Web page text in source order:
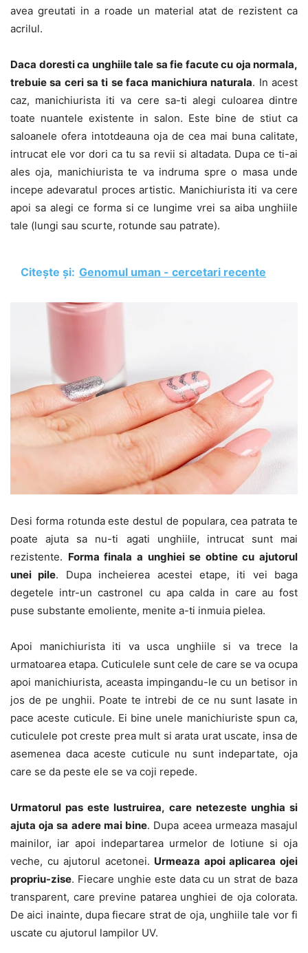
avea greutati in a roade un material atat de rezistent ca
acrilul.
Daca doresti ca unghiile tale sa fie facute cu oja normala,
trebuie sa ceri sa ti se faca manichiura naturala. In acest
caz, manichiurista iti va cere sa-ti alegi culoarea dintre
toate nuantele existente in salon. Este bine de stiut ca
saloanele ofera intotdeauna oja de cea mai buna calitate,
intrucat ele vor dori ca tu sa revii si altadata. Dupa ce ti-ai
ales oja, manichiurista te va indruma spre o masa unde
incepe adevaratul proces artistic. Manichiurista iti va cere
apoi sa alegi ce forma si ce lungime vrei sa aiba unghiile
tale (lungi sau scurte, rotunde sau patrate).
Citește și: Genomul uman - cercetari recente
Desi forma rotunda este destul de populara, cea patrata te
poate ajuta sa nu-ti agati unghiile, intrucat sunt mai
rezistente. Forma finala a unghiei se obtine cu ajutorul
unei pile. Dupa incheierea acestei etape, iti vei baga
degetele intr-un castronel cu apa calda in care au fost
puse substante emoliente, menite a-ti inmuia pielea.
Apoi manichiurista iti va usca unghiile si va trece la
urmatoarea etapa. Cuticulele sunt cele de care se va ocupa
apoi manichiurista, aceasta impingandu-le cu un betisor in
jos de pe unghii. Poate te intrebi de ce nu sunt lasate in
pace aceste cuticule. Ei bine unele manichiuriste spun ca,
cuticulele pot creste prea mult si arata urat uscate, insa de
asemenea daca aceste cuticule nu sunt indepartate, oja
care se da peste ele se va coji repede.
Urmatorul pas este lustruirea, care netezeste unghia si
ajuta oja sa adere mai bine. Dupa aceea urmeaza masajul
mainilor, iar apoi indepartarea urmelor de lotiune si oja
veche, cu ajutorul acetonei. Urmeaza apoi aplicarea ojei
propriu-zise. Fiecare unghie este data cu un strat de baza
transparent, care previne patarea unghiei de oja colorata.
De aici inainte, dupa fiecare strat de oja, unghiile tale vor fi
uscate cu ajutorul lampilor UV.